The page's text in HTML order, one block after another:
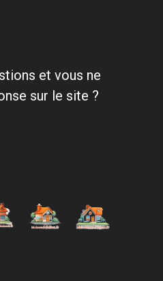
et vous ne
sur le site ?